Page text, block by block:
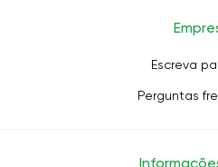
Escreva
Perguntas